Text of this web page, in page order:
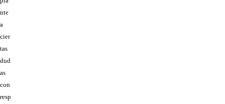
nte
a
cier
tas
dud
as
con
resp